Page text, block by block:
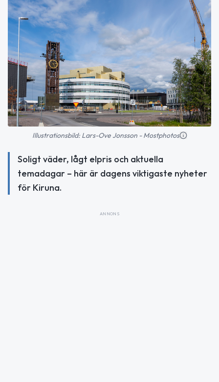
Illustrationsbild: Lars-Ove Jonsson - Mostphotos
Soligt väder, lågt elpris och aktuella
temadagar – här är dagens viktigaste nyheter
för Kiruna.
ANNONS